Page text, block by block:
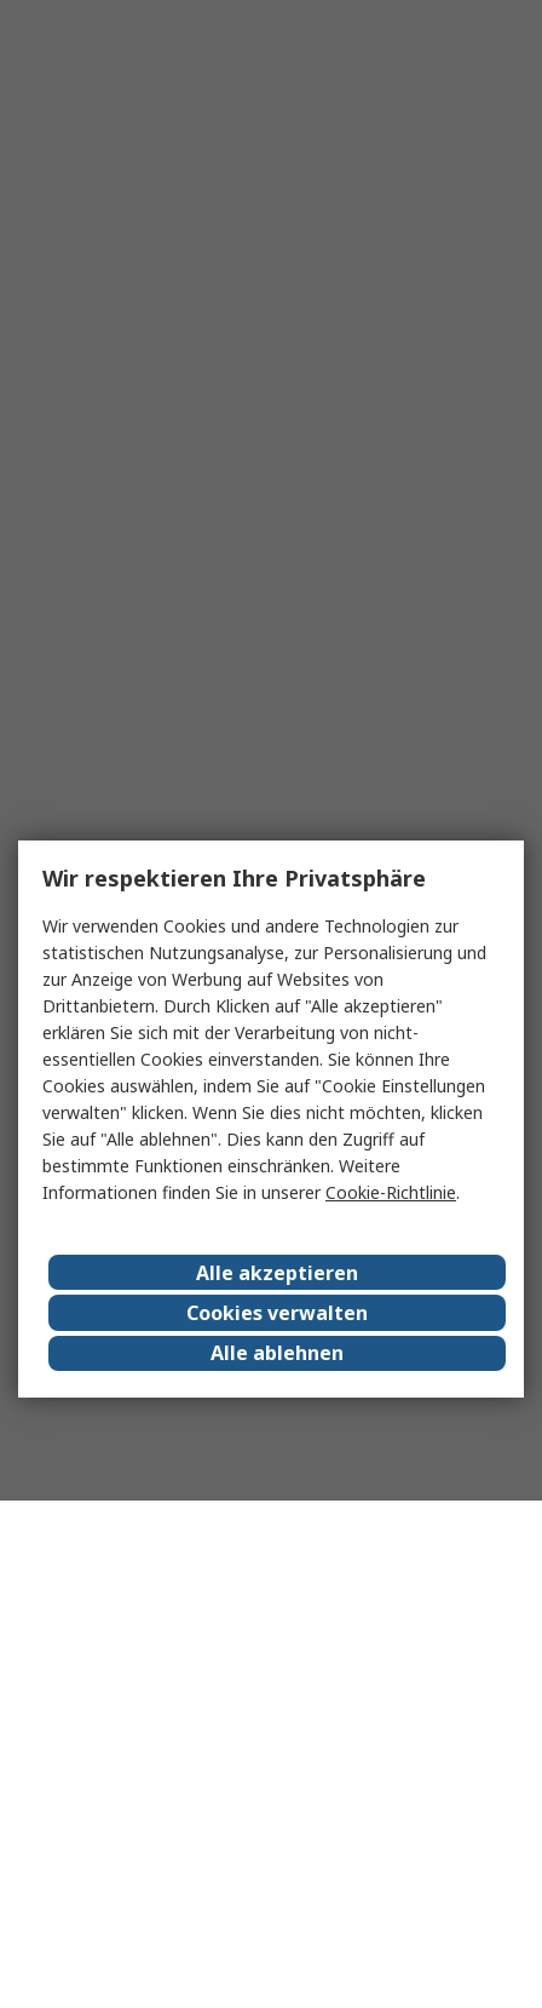
Wir respektieren Ihre Privatsphäre
Wir verwenden Cookies und andere Technologien zur
statistischen Nutzungsanalyse, zur Personalisierung und
zur Anzeige von Werbung auf Websites von
Drittanbietern. Durch Klicken auf "Alle akzeptieren"
erklären Sie sich mit der Verarbeitung von nicht-
essentiellen Cookies einverstanden. Sie können Ihre
Cookies auswählen, indem Sie auf "Cookie Einstellungen
verwalten" klicken. Wenn Sie dies nicht möchten, klicken
Sie auf "Alle ablehnen". Dies kann den Zugriff auf
bestimmte Funktionen einschränken. Weitere
Informationen finden Sie in unsererCookie-Richtlinie.
Alle akzeptieren
Cookies verwalten
Alle ablehnen